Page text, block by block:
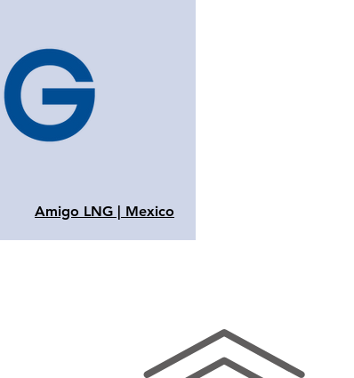
Amigo LNG | Mexico